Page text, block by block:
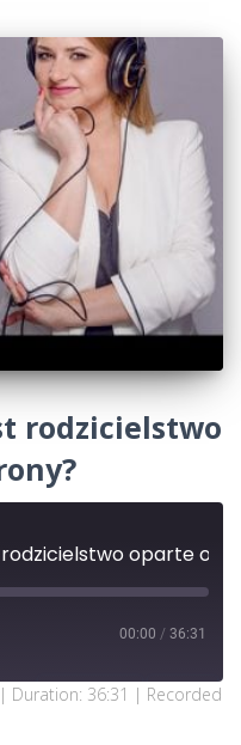
rodzicielstwo
00:00 / 36:31
SUBSCRIBE SHARE
| Duration: 36:31 | Recorded